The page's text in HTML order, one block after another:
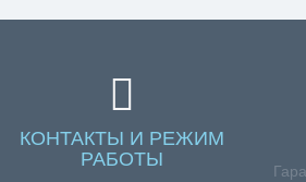
КОНТАКТЫ И РЕЖИМ
РАБОТЫ